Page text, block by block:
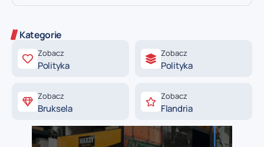
Kategorie
Zobacz
Polityka
Zobacz
Polityka
Zobacz
Bruksela
Zobacz
Flandria